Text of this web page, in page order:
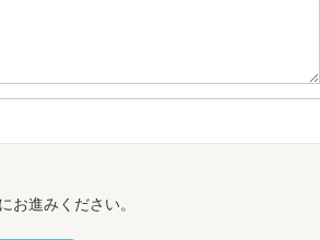
お進みください。